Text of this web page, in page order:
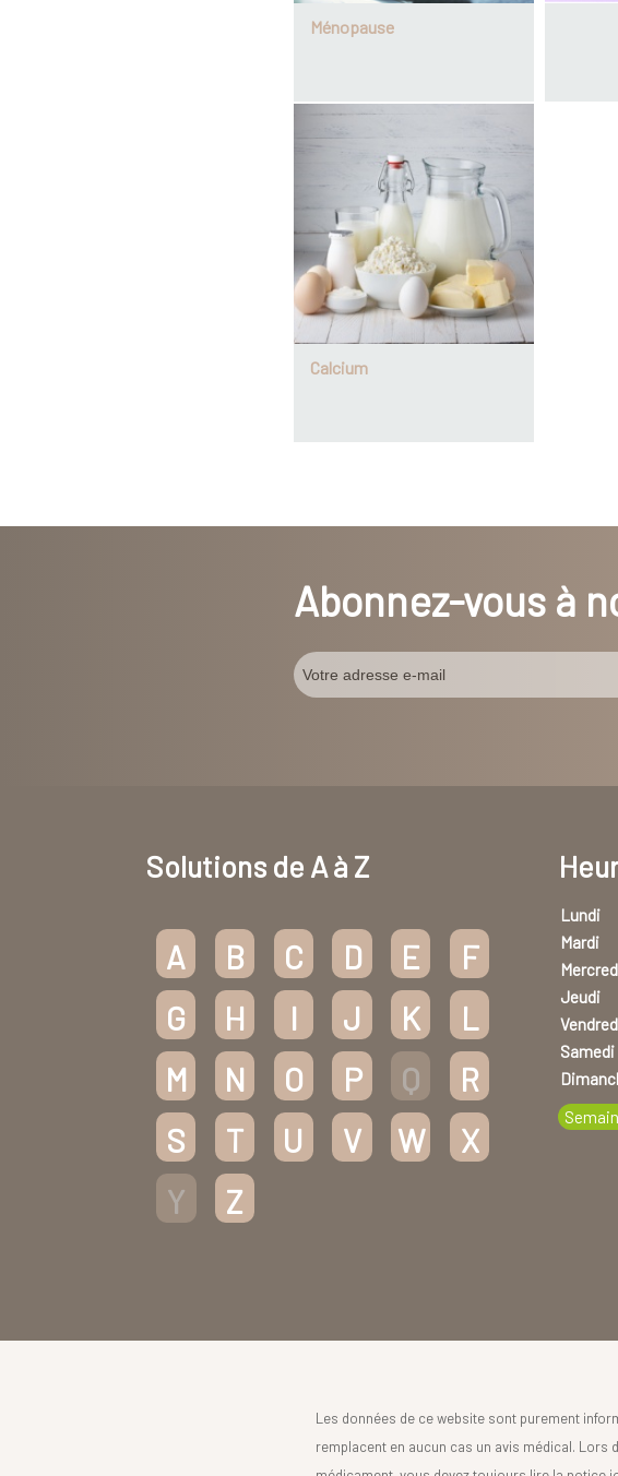
Ménopause
Calcium
Abonnez-vous à
Solutions de A à Z
A B C D E
F
G
H I J K
L
M
N O P Q
R
S
T U V W
X
Y
Z
Lundi
Mardi
Jeudi
Samedi
Les données de ce website sont purement
remplacent en aucun cas un avis médical. Lors